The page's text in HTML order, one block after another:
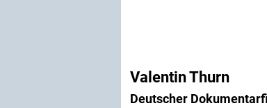
Valentin Thurn
Deutscher